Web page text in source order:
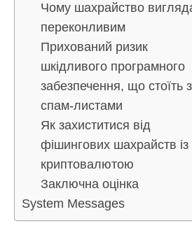
Чому шахрайство
переконливим
Прихований ризик
шкідливого програмного
забезпечення, що стоїть
спам-листами
Як захиститися від
фішингових шахрайств із
криптовалютою
Заключна оцінка
System Messages